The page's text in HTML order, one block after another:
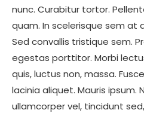
nunc. Curabitur tortor.
quam. In scelerisque sem at
Sed convallis tristique sem.
egestas porttitor. Morbi
quis, luctus non, massa.
lacinia aliquet. Mauris ipsum.
ullamcorper vel, tincidunt